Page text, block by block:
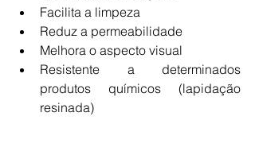
Facilita a limpeza
Reduz a permeabilidade
Melhora o aspecto visual
Resistente a determinados
produtos químicos (lapidação
resinada)